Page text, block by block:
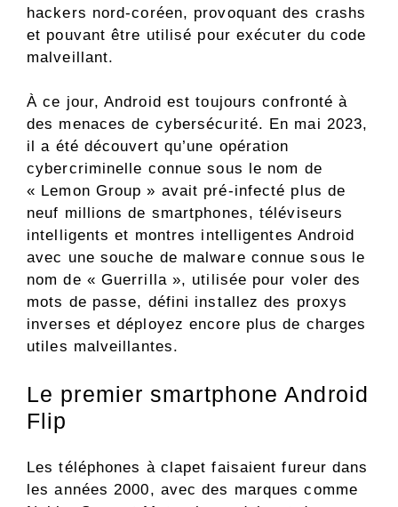
hackers nord-coréen, provoquant des crashs
et pouvant être utilisé pour exécuter du code
malveillant.
À ce jour, Android est toujours confronté à
des menaces de cybersécurité. En mai 2023,
il a été découvert qu’une opération
cybercriminelle connue sous le nom de
« Lemon Group » avait pré-infecté plus de
neuf millions de smartphones, téléviseurs
intelligents et montres intelligentes Android
avec une souche de malware connue sous le
nom de « Guerrilla », utilisée pour voler des
mots de passe, défini installez des proxys
inverses et déployez encore plus de charges
utiles malveillantes.
Le premier smartphone Android
Flip
Les téléphones à clapet faisaient fureur dans
les années 2000, avec des marques comme